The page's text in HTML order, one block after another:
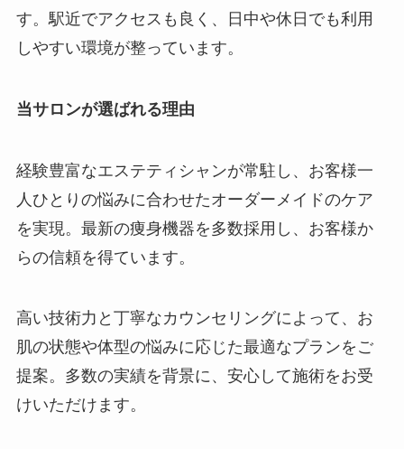
す。駅近でアクセスも良く、日中や休日でも利用
しやすい環境が整っています。
当サロンが選ばれる理由
経験豊富なエステティシャンが常駐し、お客様一
人ひとりの悩みに合わせたオーダーメイドのケア
を実現。最新の痩身機器を多数採用し、お客様か
らの信頼を得ています。
高い技術力と丁寧なカウンセリングによって、お
肌の状態や体型の悩みに応じた最適なプランをご
提案。多数の実績を背景に、安心して施術をお受
けいただけます。